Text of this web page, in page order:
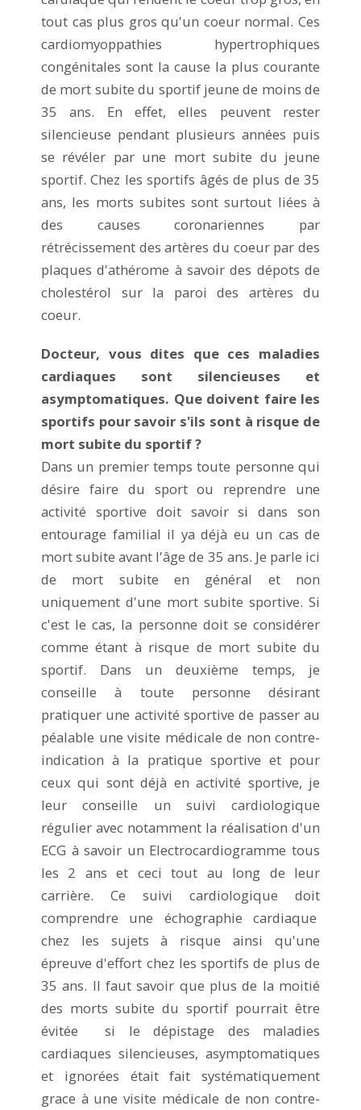
tout cas plus gros qu'un coeur normal. Ces
cardiomyoppathies hypertrophiques
congénitales sont la cause la plus courante
de mort subite du sportif jeune de moins de
35 ans. En effet, elles peuvent rester
silencieuse pendant plusieurs années puis
se révéler par une mort subite du jeune
sportif. Chez les sportifs âgés de plus de 35
ans, les morts subites sont surtout liées à
des causes coronariennes par
rétrécissement des artères du coeur par des
plaques d'athérome à savoir des dépots de
cholestérol sur la paroi des artères du
coeur.
Docteur, vous dites que ces maladies
cardiaques sont silencieuses et
asymptomatiques. Que doivent faire les
sportifs pour savoir s'ils sont à risque de
mort subite du sportif ?
Dans un premier temps toute personne qui
désire faire du sport ou reprendre une
activité sportive doit savoir si dans son
entourage familial il ya déjà eu un cas de
mort subite avant l'âge de 35 ans. Je parle ici
de mort subite en général et non
uniquement d'une mort subite sportive. Si
c'est le cas, la personne doit se considérer
comme étant à risque de mort subite du
sportif. Dans un deuxième temps, je
conseille à toute personne désirant
pratiquer une activité sportive de passer au
péalable une visite médicale de non contre-
indication à la pratique sportive et pour
ceux qui sont déjà en activité sportive, je
leur conseille un suivi cardiologique
régulier avec notamment la réalisation d'un
ECG à savoir un Electrocardiogramme tous
les 2 ans et ceci tout au long de leur
carrière. Ce suivi cardiologique doit
comprendre une échographie cardiaque
chez les sujets à risque ainsi qu'une
épreuve d'effort chez les sportifs de plus de
35 ans. Il faut savoir que plus de la moitié
des morts subite du sportif pourrait être
évitée si le dépistage des maladies
cardiaques silencieuses, asymptomatiques
et ignorées était fait systématiquement
grace à une visite médicale de non contre-